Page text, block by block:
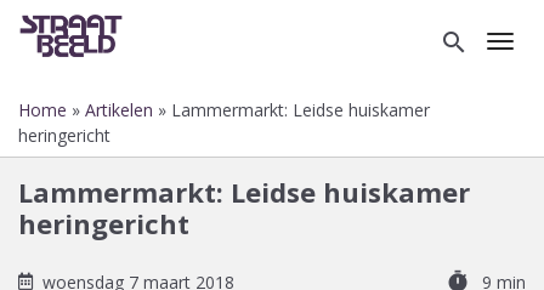
Overslaan
inhoud
gaan
search
Kruimelpad
Home Artikelen
Lammermarkt: Leidse huiskamer
heringericht
Lammermarkt: Leidse huiskamer
heringericht
woensdag 7 maart 2018 timer
9 min